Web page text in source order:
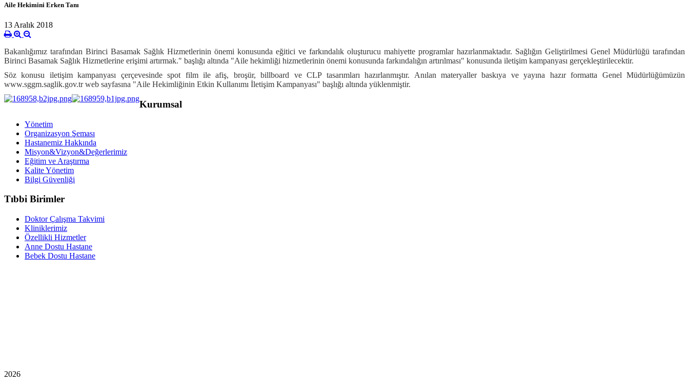
Aile Hekimini Erken Tanı
13 Aralık 2018
Bakanlığımız tarafından Birinci Basamak Sağlık Hizmetlerinin önemi konusunda eğitici ve farkındalık oluşturucu mahiyette programlar hazırlanmaktadır. Sağlığın Geliştirilmesi Genel Müdürlüğü tarafından
Birinci Basamak Sağlık Hizmetlerine erişimi artırmak." başlığı altında "Aile hekimliği hizmetlerinin önemi konusunda farkındalığın artırılması" konusunda iletişim kampanyası gerçekleştirilecektir.
Söz konusu iletişim kampanyası çerçevesinde spot film ile afiş, broşür, billboard ve CLP tasarımları hazırlanmıştır. Anılan materyaller baskıya ve yayına hazır formatta Genel Müdürlüğümüzün
www.sggm.saglik.gov.tr web sayfasına "Aile Hekimliğinin Etkin Kullanımı İletişim Kampanyası" başlığı altında yüklenmiştir.
Kurumsal
Yönetim
Organizasyon Şeması
Hastanemiz Hakkında
Misyon&Vizyon&Değerlerimiz
Eğitim ve Araştırma
Kalite Yönetim
Bilgi Güvenliği
Tıbbi Birimler
Doktor Çalışma Takvimi
Kliniklerimiz
Özellikli Hizmetler
Anne Dostu Hastane
Bebek Dostu Hastane
2026